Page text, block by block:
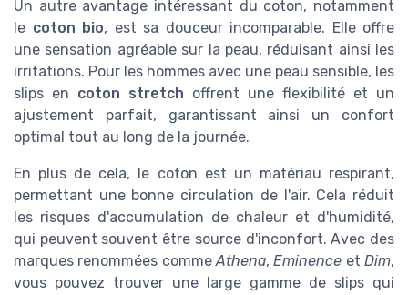
Un autre avantage intéressant du coton, notamment
le coton bio, est sa douceur incomparable. Elle offre
une sensation agréable sur la peau, réduisant ainsi les
irritations. Pour les hommes avec une peau sensible, les
slips en coton stretch offrent une flexibilité et un
ajustement parfait, garantissant ainsi un confort
optimal tout au long de la journée.
En plus de cela, le coton est un matériau respirant,
permettant une bonne circulation de l'air. Cela réduit
les risques d'accumulation de chaleur et d'humidité,
qui peuvent souvent être source d'inconfort. Avec des
marques renommées commeAthena,Eminence etDim,
vous pouvez trouver une large gamme de slips qui